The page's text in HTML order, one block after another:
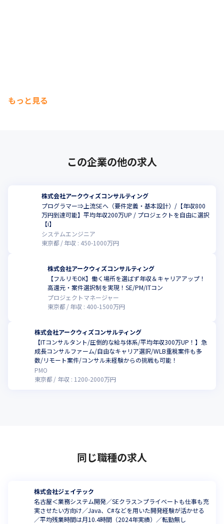
もっと見る
この企業の他の求人
株式会社アークウィズコンサルティング
プログラマー⇒上流SEへ（要件定義・基本設計）/【年収800
万円到達可能】平均年収200万UP / プロジェクトを自由に選択
【ⅰ】
システムエンジニア
東京都
年収 : 450-1000万円
株式会社アークウィズコンサルティング
【フルリモOK】働く場所を選ばず年収＆キャリアアップ！
高還元・案件選択制を実現！SE/PM/ITコン
プロジェクトマネージャー
東京都
年収 : 400-1500万円
株式会社アークウィズコンサルティング
【ITコンサルタント/圧倒的な給与体系/平均年収300万UP！】急
成長コンサルファーム/自由なキャリア選択/WLB重視案件も多
数/リモート案件/コンサル未経験からの挑戦も可能！
PMO
東京都
年収 : 1200-2000万円
同じ職種の求人
株式会社ジェイテック
名古屋＜業務システム開発／SEクラス＞プライベートも仕事も充
実させたい方向け／Java、C#などを用いた開発経験が活かせる
／平均残業時間は月10.4時間（2024年実績）／転勤無し